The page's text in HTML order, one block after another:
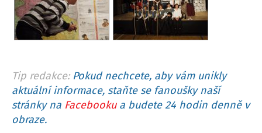
Tip redakce: Pokud nechcete, aby vám unikly
aktuální informace, staňte se fanoušky naší
stránky na Facebookua budete 24 hodin denně v
obraze.